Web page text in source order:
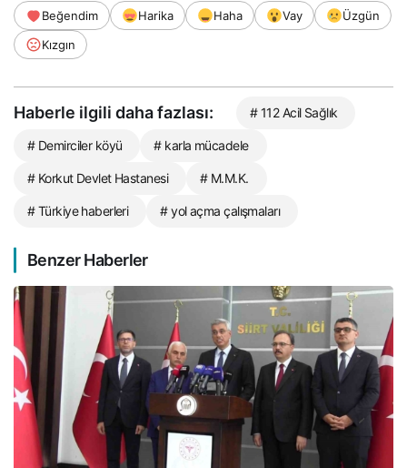
Beğendim Harika Haha Vay
Üzgün
Kızgın
Haberle ilgili daha fazlası: # 112 Acil Sağlık
# Demirciler köyü # karla mücadele
# Korkut Devlet Hastanesi # M.M.K.
# Türkiye haberleri # yol açma çalışmaları
Benzer Haberler